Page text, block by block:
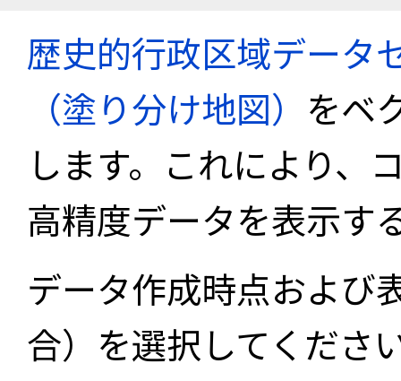
歴史的行政区域データ
（塗り分け地図） をベ
します。これにより、
高精度データを表示す
データ作成時点および
合）を選択してくださ